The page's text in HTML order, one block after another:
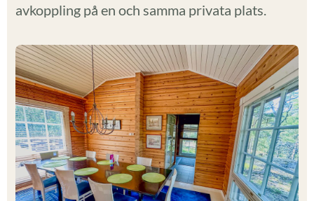
avkoppling på en och samma privata plats.